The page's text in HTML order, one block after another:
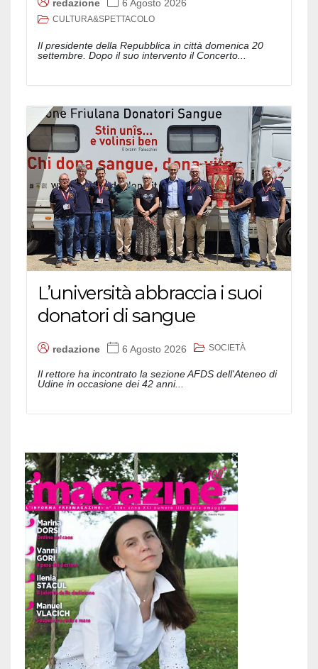
redazione 6 Agosto 2026
CULTURA&SPETTACOLO
Il presidente della Repubblica in città domenica 20
settembre. Dopo il suo intervento il Concerto...
L’università abbraccia i suoi
donatori di sangue
redazione 6 Agosto 2026 SOCIETÀ
Il rettore ha incontrato la sezione AFDS dell'Ateneo di
Udine in occasione dei 42 anni...